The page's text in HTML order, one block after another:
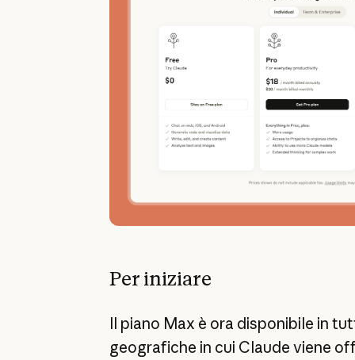
Per iniziare
Il piano Max è ora disponibile in
geografiche in cui Claude viene